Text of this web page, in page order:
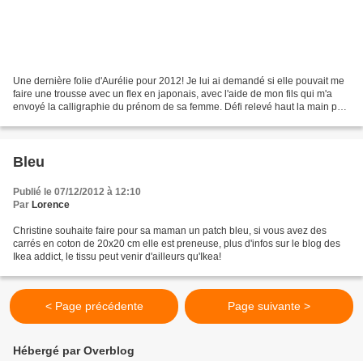
Une dernière folie d'Aurélie pour 2012! Je lui ai demandé si elle pouvait me
faire une trousse avec un flex en japonais, avec l'aide de mon fils qui m'a
envoyé la calligraphie du prénom de sa femme. Défi relevé haut la main par
Bleu
Publié le 07/12/2012 à 12:10
Par Lorence
Christine souhaite faire pour sa maman un patch bleu, si vous avez des
carrés en coton de 20x20 cm elle est preneuse, plus d'infos sur le blog des
Ikea addict, le tissu peut venir d'ailleurs qu'Ikea!
< Page précédente Page suivante >
Hébergé par Overblog